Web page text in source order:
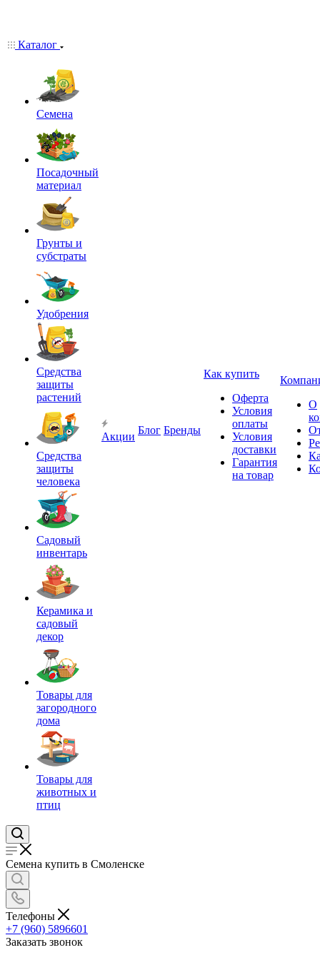
Каталог
Семена
Посадочный
материал
Грунты и
субстраты
Удобрения
Средства
защиты
растений
Средства
защиты
человека
Садовый
инвентарь
Керамика и
садовый
декор
Товары для
загородного
дома
Товары для
животных и
птиц
Акции
Блог Бренды
Как купить
Оферта
Условия
оплаты
Условия
доставки
Гарантия
на товар
О
Семена купить в Смоленске
Телефоны
+7 (960) 5896601
Заказать звонок